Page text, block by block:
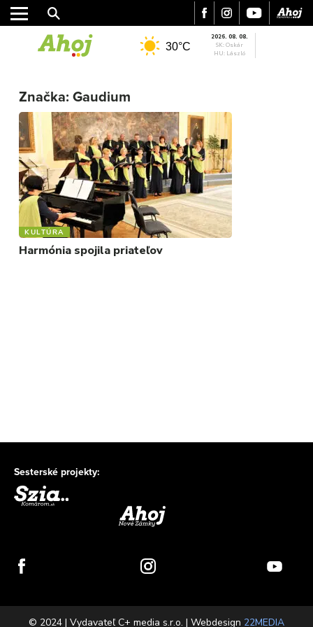
ŠPORT
KULTÚRA
FOTKY
VIDEO
MIX
30°C
2026. 08. 08.
SK: Oskár
HU: László
Značka: Gaudium
KULTÚRA
Harmónia spojila priateľov
Sesterské projekty:
© 2024 | Vydavateľ C+ media s.r.o. | Webdesign 22MEDIA